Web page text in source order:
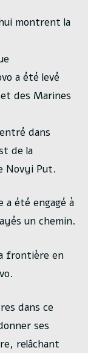
montrent la
a été levé
des Marines
dans
de la
Novyi Put.
a été engagé à
un chemin.
frontière en
dans ce
ses
relâchant